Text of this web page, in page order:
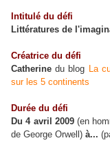
Intitulé du défi
Littératures de
Créatrice du défi
Catherine du blog La
sur les 5 continents
Durée du défi
Du 4 avril 2009(en
de George Orwell) à...